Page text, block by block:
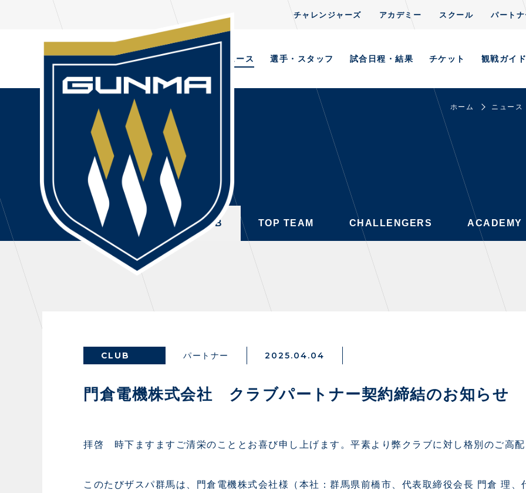
チャレンジャーズ アカデミー スクール パートナ
ニュース 選手・スタッフ 試合日程・結果 チケット 観戦ガイド
NEWS
TOPICS
CLUB
TOP TEAM
CHALLENGERS
ACADEMY
PLAYERS / STAFFS
・練習場ごとの注意事項
・練習場マップ
GAMES
試合日程・結果
ホームイベント情報
GUIDE
スタジアムルール
スタジアムグルメ
FANZONE
ファンクラブ
ザスパタイムズ
PARTNERS
アシストパートナー
ホームタウン活動
ホーム ニュース
ニュース NEWS
ALL TOPICS CLUB TOP TEAM CHALLENGERS ACADEMY
CLUB TOP TEAM CHALLENGERS ACADEMY
CLUB パートナー 2025.04.04
門倉電機株式会社 クラブパートナー契約締結のお知らせ
拝啓 時下ますますご清栄のこととお喜び申し上げます。平素より弊クラブに対し格別のご高配
このたびザスパ群馬は、門倉電機株式会社様（本社：群馬県前橋市、代表取締役会長 門倉 理